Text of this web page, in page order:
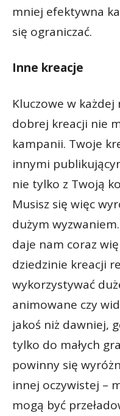
mniej efektywna
się ograniczać.
Inne kreacje
Kluczowe w każdej
dobrej kreacji nie
kampanii. Twoje
innymi
nie tylko z Twoją
Musisz się więc
dużym
daje nam coraz
dziedzinie kreacji
wykorzystywać
animowane czy
jakoś niż dawniej,
tylko do małych
powinny się
innej oczywistej –
mogą być